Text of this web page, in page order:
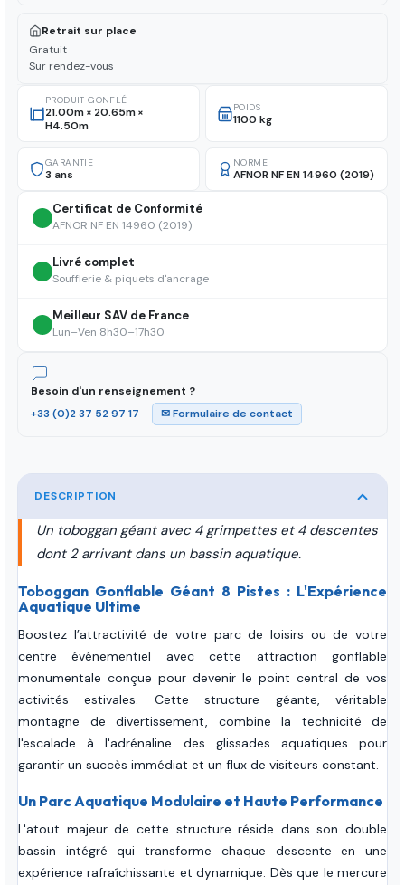
Retrait sur place
Gratuit
Sur rendez-vous
PRODUIT GONFLÉ
21.00m × 20.65m ×
H4.50m
POIDS
1100 kg
GARANTIE
3 ans
NORME
AFNOR NF EN 14960 (2019)
Certificat de Conformité
AFNOR NF EN 14960 (2019)
Livré complet
Soufflerie & piquets d'ancrage
Meilleur SAV de France
Lun–Ven 8h30–17h30
Besoin d'un renseignement ?
+33 (0)2 37 52 97 17 · ✉ Formulaire de contact
DESCRIPTION
Un toboggan géant avec 4 grimpettes et 4 descentes
dont 2 arrivant dans un bassin aquatique.
Toboggan Gonflable Géant 8 Pistes : L'Expérience
Aquatique Ultime
Boostez l’attractivité de votre parc de loisirs ou de votre
centre événementiel avec cette attraction gonflable
monumentale conçue pour devenir le point central de vos
activités estivales. Cette structure géante, véritable
montagne de divertissement, combine la technicité de
l'escalade à l'adrénaline des glissades aquatiques pour
garantir un succès immédiat et un flux de visiteurs constant.
Un Parc Aquatique Modulaire et Haute Performance
L'atout majeur de cette structure réside dans son double
bassin intégré qui transforme chaque descente en une
expérience rafraîchissante et dynamique. Dès que le mercure